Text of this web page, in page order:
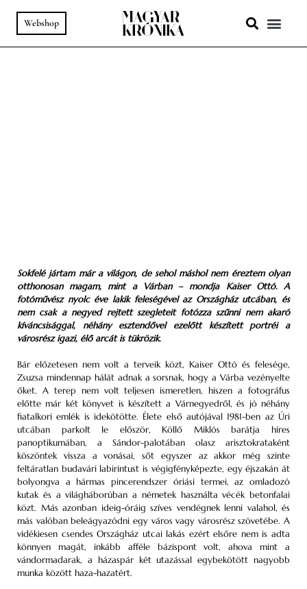
Webshop
Sokfelé jártam már a világon, de sehol máshol nem éreztem olyan
otthonosan magam, mint a Várban – mondja Kaiser Ottó. A
fotóművész nyolc éve lakik feleségével az Országház utcában, és
nem csak a negyed rejtett szegleteit fotózza szűnni nem akaró
kíváncsisággal, néhány esztendővel ezelőtt készített portréi a
városrész igazi, élő arcát is tükrözik.
Bár előzetesen nem volt a terveik közt, Kaiser Ottó és felesége,
Zsuzsa mindennap hálát adnak a sorsnak, hogy a Várba vezényelte
őket. A terep nem volt teljesen ismeretlen, hiszen a fotográfus
előtte már két könyvet is készített a Várnegyedről, és jó néhány
fiatalkori emlék is idekötötte. Élete első autójával 1981-ben az Úri
utcában parkolt le először, Köllő Miklós barátja híres
panoptikumában, a Sándor-palotában olasz arisztokrataként
köszöntek vissza a vonásai, sőt egyszer az akkor még szinte
feltáratlan budavári labirintust is végigfényképezte, egy éjszakán át
bolyongva a hármas pincerendszer óriási termei, az omladozó
kutak és a világháborúban a németek használta vécék betonfalai
közt. Más azonban ideig-óráig szíves vendégnek lenni valahol, és
más valóban beleágyazódni egy város vagy városrész szövetébe. A
vidékiesen csendes Országház utcai lakás ezért elsőre nem is adta
könnyen magát, inkább afféle bázispont volt, ahova mint a
vándormadarak, a házaspár két utazással egybekötött nagyobb
munka között haza-hazatért.